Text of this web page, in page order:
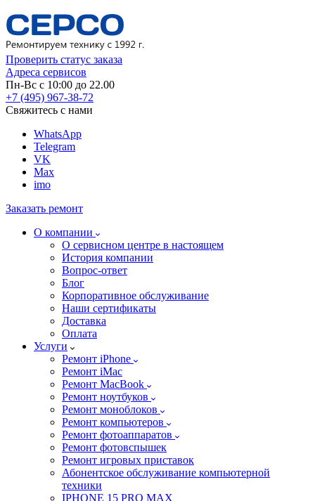
Проверить статус заказа
Адреса сервисов
Пн-Вс с 10:00 до 22.00
+7 (495) 967-38-72
Свяжитесь с нами
WhatsApp
Telegram
VK
Max
imo
Заказать ремонт
О компании
О сервисном центре в настоящем
История компании
Вопрос-ответ
Блог
Корпоративное обслуживание
Наши сертификаты
Доставка
Оплата
Услуги
Ремонт iPhone
Ремонт iMac
Ремонт MacBook
Ремонт ноутбуков
Ремонт моноблоков
Ремонт компьютеров
Ремонт фотоаппаратов
Ремонт фотовспышек
Ремонт игровых приставок
Абонентское обслуживание компьютерной
техники
IPHONE 15 PRO MAX